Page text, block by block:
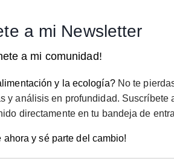
a mi Newsletter
a mi comunidad!
y la ecología?No te
y análisis en profundidad. Suscríbete
directamente en tu bandeja de
ahora y sé parte del cambio!